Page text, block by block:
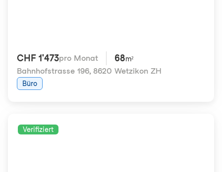
CHF 1'473pro Monat 68m²
Bahnhofstrasse 196, 8620 Wetzikon ZH
Büro
Verifiziert